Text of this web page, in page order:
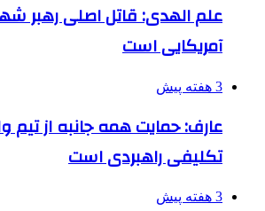
علم الهدی: قاتل اصلی رهبر
آمریکایی است
3 هفته پیش
عارف: حمایت همه جانبه از تیم
تکلیفی راهبردی است
3 هفته پیش